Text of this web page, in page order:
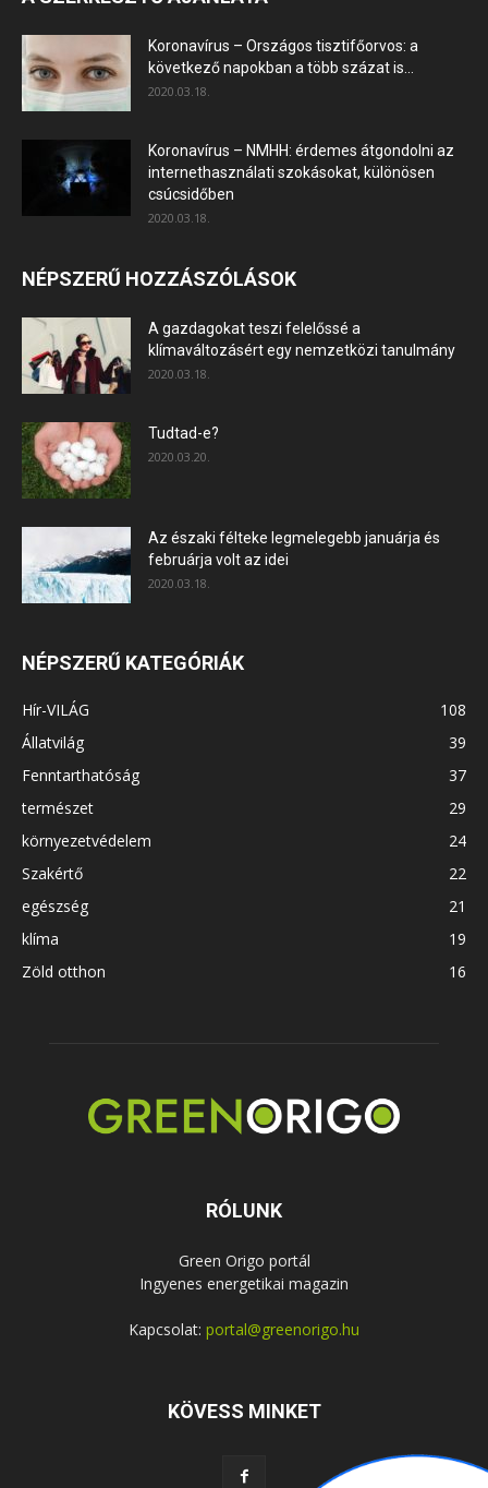
Koronavírus – Országos tisztifőorvos: a
következő napokban a több százat is...
2020.03.18.
Koronavírus – NMHH: érdemes átgondolni az
internethasználati szokásokat, különösen
csúcsidőben
2020.03.18.
NÉPSZERŰ HOZZÁSZÓLÁSOK
A gazdagokat teszi felelőssé a
klímaváltozásért egy nemzetközi tanulmány
2020.03.18.
Tudtad-e?
2020.03.20.
Az északi félteke legmelegebb januárja és
februárja volt az idei
2020.03.18.
NÉPSZERŰ KATEGÓRIÁK
Hír-VILÁG
108
Állatvilág
39
Fenntarthatóság
37
természet
29
környezetvédelem
24
Szakértő
22
egészség
21
klíma
19
Zöld otthon
16
RÓLUNK
Green Origo portál
Ingyenes energetikai magazin
Kapcsolat: portal@greenorigo.hu
KÖVESS MINKET